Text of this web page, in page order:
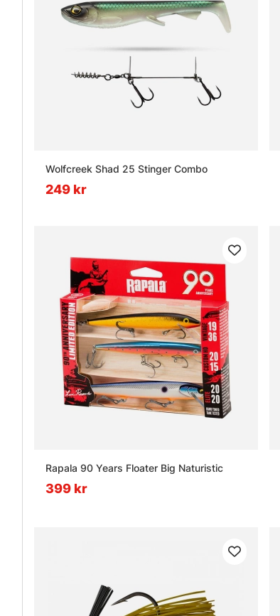
Wolfcreek Shad 25 Stinger Combo
249 kr
Rapala 90 Years Floater Big Naturistic
399 kr